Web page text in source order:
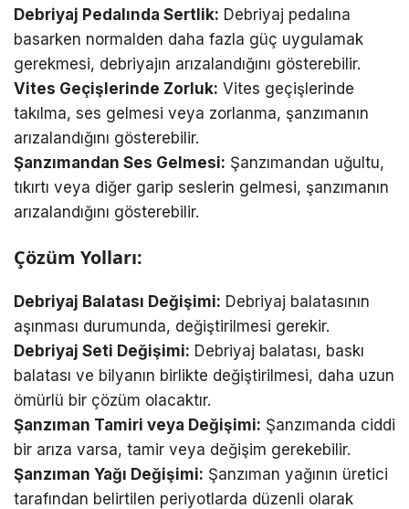
Debriyaj Pedalında Sertlik: Debriyaj pedalına
basarken normalden daha fazla güç uygulamak
gerekmesi, debriyajın arızalandığını gösterebilir.
Vites Geçişlerinde Zorluk: Vites geçişlerinde
takılma, ses gelmesi veya zorlanma, şanzımanın
arızalandığını gösterebilir.
Şanzımandan Ses Gelmesi: Şanzımandan uğultu,
tıkırtı veya diğer garip seslerin gelmesi, şanzımanın
arızalandığını gösterebilir.
Çözüm Yolları:
Debriyaj Balatası Değişimi: Debriyaj balatasının
aşınması durumunda, değiştirilmesi gerekir.
Debriyaj Seti Değişimi: Debriyaj balatası, baskı
balatası ve bilyanın birlikte değiştirilmesi, daha uzun
ömürlü bir çözüm olacaktır.
Şanzıman Tamiri veya Değişimi: Şanzımanda ciddi
bir arıza varsa, tamir veya değişim gerekebilir.
Şanzıman Yağı Değişimi: Şanzıman yağının üretici
tarafından belirtilen periyotlarda düzenli olarak